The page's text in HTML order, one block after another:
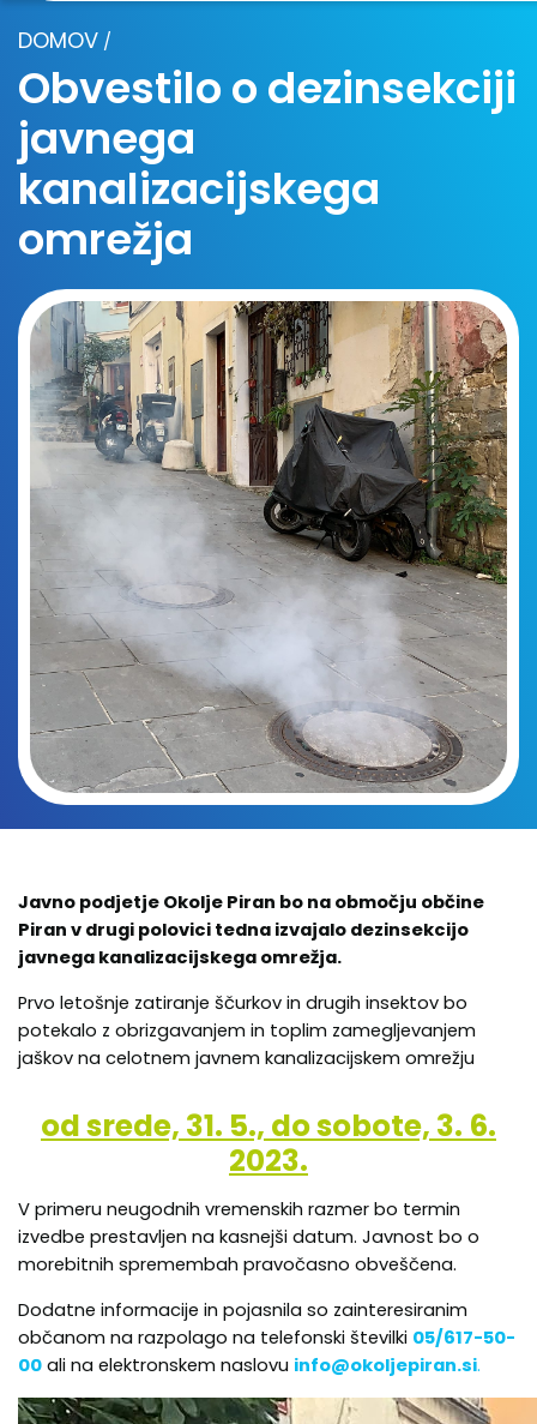
DOMOV /
Obvestilo o dezinsekciji
javnega
kanalizacijskega
omrežja
Javno podjetje Okolje Piran bo na območju občine
Piran v drugi polovici tedna izvajalo dezinsekcijo
javnega kanalizacijskega omrežja.
Prvo letošnje zatiranje ščurkov in drugih insektov bo
potekalo z obrizgavanjem in toplim zamegljevanjem
jaškov na celotnem javnem kanalizacijskem omrežju
od srede, 31. 5., do sobote, 3. 6.
2023.
V primeru neugodnih vremenskih razmer bo termin
izvedbe prestavljen na kasnejši datum. Javnost bo o
morebitnih spremembah pravočasno obveščena.
Dodatne informacije in pojasnila so zainteresiranim
občanom na razpolago na telefonski številki 05/617-50-
00 ali na elektronskem naslovu info@okoljepiran.si.